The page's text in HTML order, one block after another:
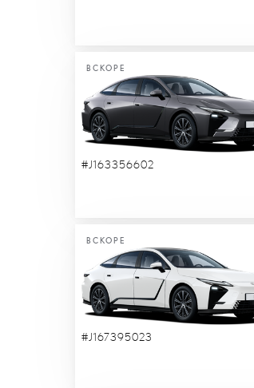
ВСКОРЕ
#J163356602
ВСКОРЕ
#J167395023